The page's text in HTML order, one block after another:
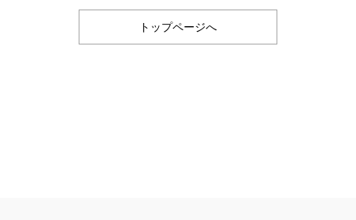
トップページへ